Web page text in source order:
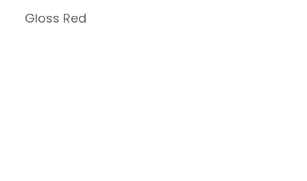
Gloss Red